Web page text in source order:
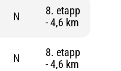
N
8. etapp
- 4,6 km
N
8. etapp
- 4,6 km